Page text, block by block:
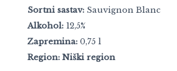
Sortni sastav: Sauvignon Blanc
Alkohol: 12,5%
Zapremina: 0,75 l
Region: Niški region